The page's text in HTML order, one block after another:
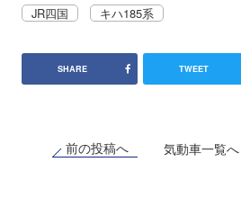
JR四国 キハ185系
SHARE TWEET
前の投稿へ 気動車一覧へ